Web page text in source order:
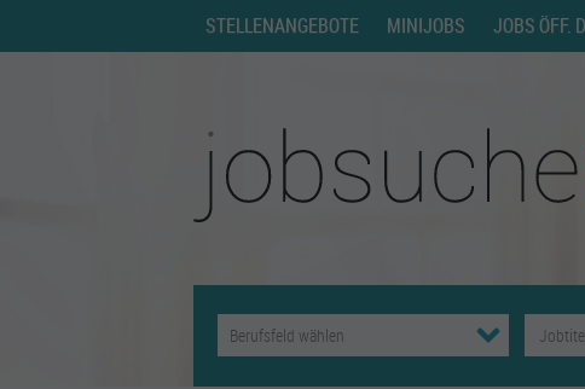
STELLENANGEBOTE MINIJOBS JOBS ÖFF.